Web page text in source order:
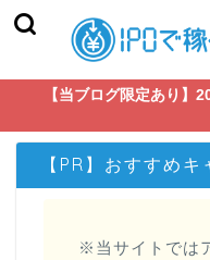
【当ブログ限定あり】
【PR】おすすめ
※当サイトでは